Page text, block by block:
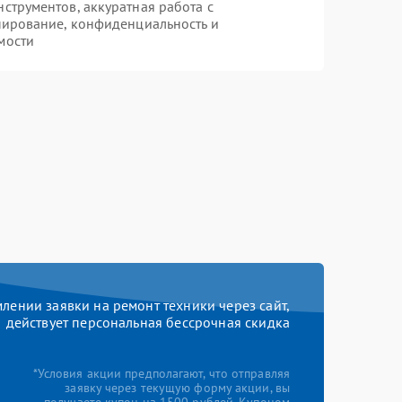
аккуратная работа с
конфиденциальность и
заявки на ремонт техники через сайт,
действует персональная бессрочная скидка
*Условия акции предполагают, что отправляя
заявку через текущую форму акции, вы